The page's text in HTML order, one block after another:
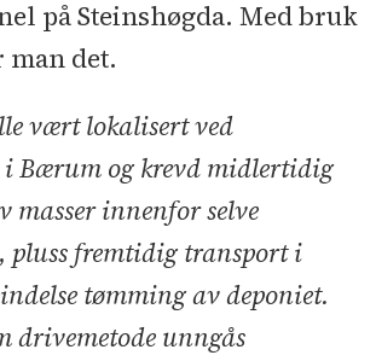
på Steinshøgda. Med bruk
man det.
vært lokalisert ved
i Bærum og krevd midlertidig
masser innenfor selve
pluss fremtidig transport i
tømming av deponiet.
drivemetode unngås